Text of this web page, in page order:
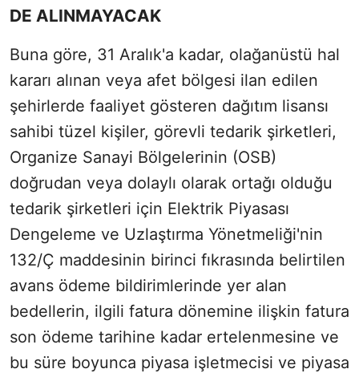
DE ALINMAYACAK
Buna göre, 31 Aralık'a kadar, olağanüstü hal
kararı alınan veya afet bölgesi ilan edilen
şehirlerde faaliyet gösteren dağıtım lisansı
sahibi tüzel kişiler, görevli tedarik şirketleri,
Organize Sanayi Bölgelerinin (OSB)
doğrudan veya dolaylı olarak ortağı olduğu
tedarik şirketleri için Elektrik Piyasası
Dengeleme ve Uzlaştırma Yönetmeliği'nin
132/Ç maddesinin birinci fıkrasında belirtilen
avans ödeme bildirimlerinde yer alan
bedellerin, ilgili fatura dönemine ilişkin fatura
son ödeme tarihine kadar ertelenmesine ve
bu süre boyunca piyasa işletmecisi ve piyasa